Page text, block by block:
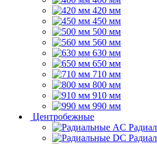
420 мм
450 мм
500 мм
560 мм
630 мм
650 мм
710 мм
800 мм
910 мм
990 мм
Центробежные